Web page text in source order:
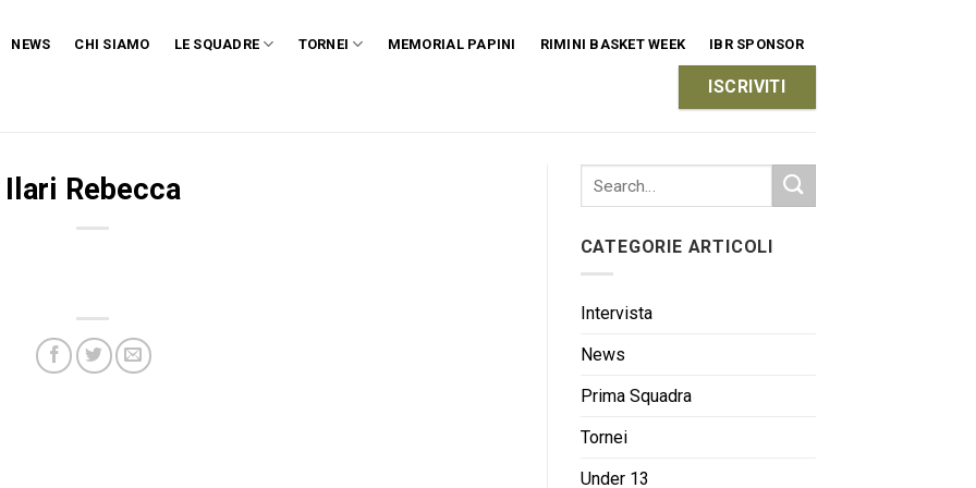
NEWS CHI SIAMO LE SQUADRE TORNEI MEMORIAL PAPINI RIMINI BASKET WEEK IBR SPONSOR
ISCRIVITI
Ilari Rebecca
CATEGORIE ARTICOLI
Intervista
News
Prima Squadra
Tornei
Under 13